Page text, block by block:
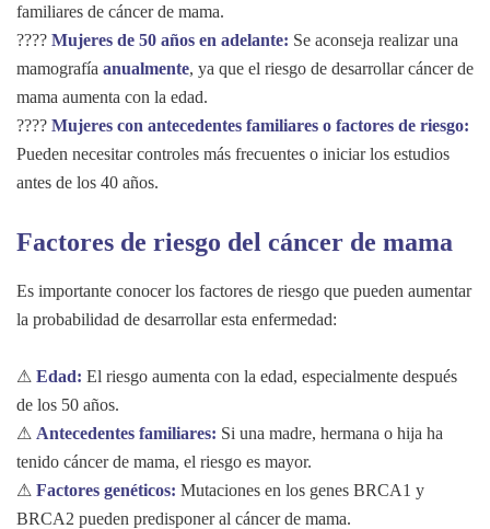
familiares de cáncer de mama.
???? Mujeres de 50 años en adelante: Se aconseja realizar una
mamografía anualmente, ya que el riesgo de desarrollar cáncer de
mama aumenta con la edad.
???? Mujeres con antecedentes familiares o factores de riesgo:
Pueden necesitar controles más frecuentes o iniciar los estudios
antes de los 40 años.
Factores de riesgo del cáncer de mama
Es importante conocer los factores de riesgo que pueden aumentar
la probabilidad de desarrollar esta enfermedad:
⚠ Edad: El riesgo aumenta con la edad, especialmente después
de los 50 años.
⚠ Antecedentes familiares: Si una madre, hermana o hija ha
tenido cáncer de mama, el riesgo es mayor.
⚠ Factores genéticos: Mutaciones en los genes BRCA1 y
BRCA2 pueden predisponer al cáncer de mama.